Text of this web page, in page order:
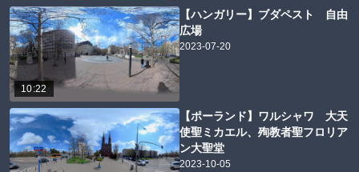
10:22
【ハンガリー】ブダペスト 自由
広場
2023-07-20
【ポーランド】ワルシャワ 大天
使聖ミカエル、殉教者聖フロリア
ン大聖堂
2023-10-05